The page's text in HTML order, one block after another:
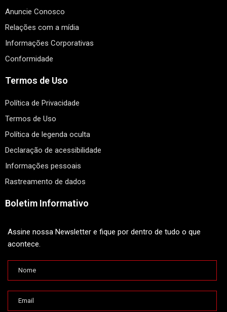
Anuncie Conosco
Relações com a mídia
Informações Corporativas
Conformidade
Termos de Uso
Política de Privacidade
Termos de Uso
Política de legenda oculta
Declaração de acessibilidade
Informações pessoais
Rastreamento de dados
Boletim Informativo
Assine nossa Newsletter e fique por dentro de tudo o que
acontece.